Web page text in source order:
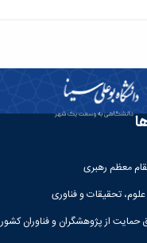
معظم رهبری
تحقیقات و فناوری
از پژوهشگران و فناوران کشور